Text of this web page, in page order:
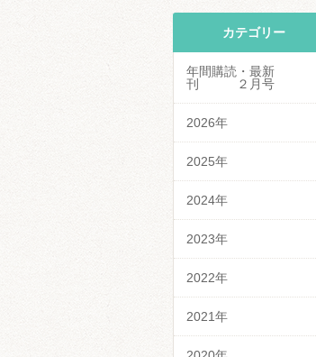
カテゴリー
年間購読・最新
刊 ２月号
2026年
2025年
2024年
2023年
2022年
2021年